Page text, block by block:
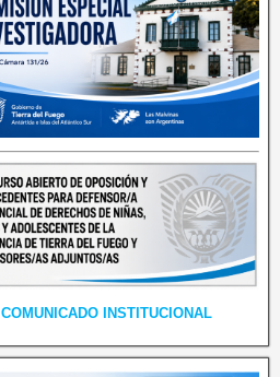
COMUNICADO INSTITUCIONAL